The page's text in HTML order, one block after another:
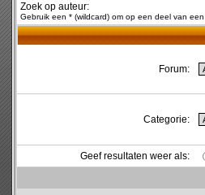
Zoek op auteur:
Gebruik een * (wildcard) om op een deel van
Forum:
Categorie:
Geef resultaten weer als: